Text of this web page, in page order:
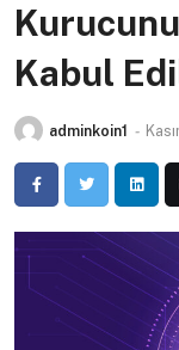
Kabul
adminkoin1 -